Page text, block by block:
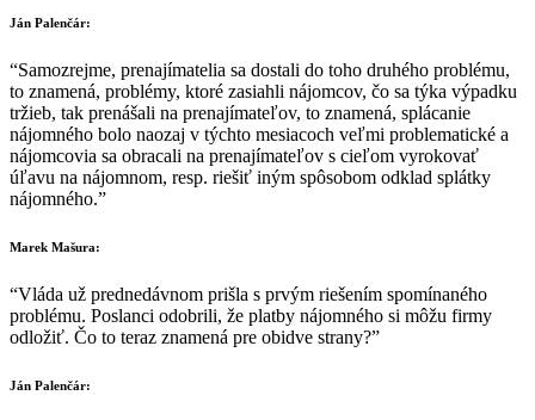
Ján Palenčár:
“Samozrejme, prenajímatelia sa dostali do toho druhého problému,
to znamená, problémy, ktoré zasiahli nájomcov, čo sa týka výpadku
tržieb, tak prenášali na prenajímateľov, to znamená, splácanie
nájomného bolo naozaj v týchto mesiacoch veľmi problematické a
nájomcovia sa obracali na prenajímateľov s cieľom vyrokovať
úľavu na nájomnom, resp. riešiť iným spôsobom odklad splátky
nájomného.”
Marek Mašura:
“Vláda už prednedávnom prišla s prvým riešením spomínaného
problému. Poslanci odobrili, že platby nájomného si môžu firmy
odložiť. Čo to teraz znamená pre obidve strany?”
Ján Palenčár: